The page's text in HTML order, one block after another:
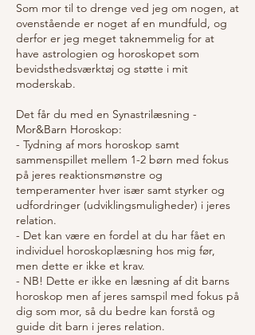
Som mor til to drenge ved jeg om nogen, at
ovenstående er noget af en mundfuld, og
derfor er jeg meget taknemmelig for at
have astrologien og horoskopet som
bevidsthedsværktøj og støtte i mit
moderskab.
Det får du med en Synastrilæsning -
Mor&Barn Horoskop:
- Tydning af mors horoskop samt
sammenspillet mellem 1-2 børn med fokus
på jeres reaktionsmønstre og
temperamenter hver især samt styrker og
udfordringer (udviklingsmuligheder) i jeres
relation.
- Det kan være en fordel at du har fået en
individuel horoskoplæsning hos mig før,
men dette er ikke et krav.
- NB! Dette er ikke en læsning af dit barns
horoskop men af jeres samspil med fokus på
dig som mor, så du bedre kan forstå og
guide dit barn i jeres relation.